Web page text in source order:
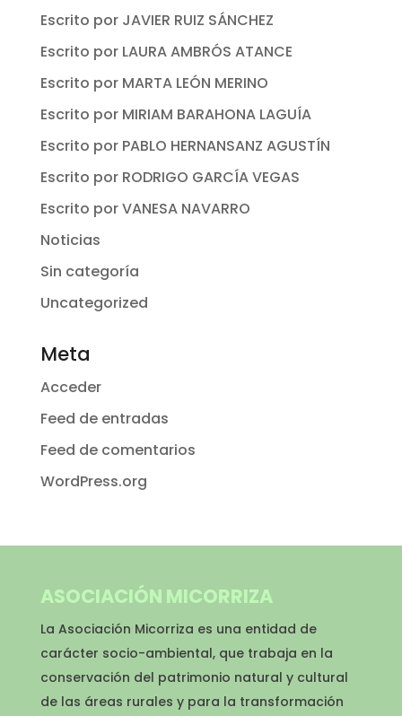
Escrito por JAVIER RUIZ SÁNCHEZ
Escrito por LAURA AMBRÓS ATANCE
Escrito por MARTA LEÓN MERINO
Escrito por MIRIAM BARAHONA LAGUÍA
Escrito por PABLO HERNANSANZ AGUSTÍN
Escrito por RODRIGO GARCÍA VEGAS
Escrito por VANESA NAVARRO
Noticias
Sin categoría
Uncategorized
Meta
Acceder
Feed de entradas
Feed de comentarios
WordPress.org
ASOCIACIÓN MICORRIZA
La Asociación Micorriza es una entidad de
carácter socio-ambiental, que trabaja en la
conservación del patrimonio natural y cultural
de las áreas rurales y para la transformación